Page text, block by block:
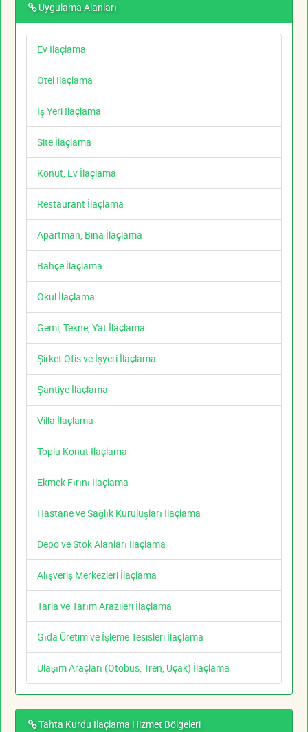
Uygulama Alanları
Ev İlaçlama
Otel İlaçlama
İş Yeri İlaçlama
Site İlaçlama
Konut, Ev İlaçlama
Restaurant İlaçlama
Apartman, Bina İlaçlama
Bahçe İlaçlama
Okul İlaçlama
Gemi, Tekne, Yat İlaçlama
Şirket Ofis ve İşyeri İlaçlama
Şantiye İlaçlama
Villa İlaçlama
Toplu Konut İlaçlama
Ekmek Fırını İlaçlama
Hastane ve Sağlık Kuruluşları İlaçlama
Depo ve Stok Alanları İlaçlama
Alışveriş Merkezleri İlaçlama
Tarla ve Tarım Arazileri İlaçlama
Gıda Üretim ve İşleme Tesisleri İlaçlama
Ulaşım Araçları (Otobüs, Tren, Uçak) İlaçlama
Tahta Kurdu İlaçlama Hizmet Bölgeleri